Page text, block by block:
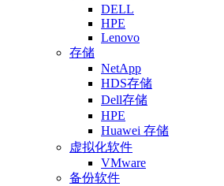
DELL
HPE
Lenovo
存储
NetApp
HDS存储
Dell存储
HPE
Huawei 存储
虚拟化软件
VMware
备份软件